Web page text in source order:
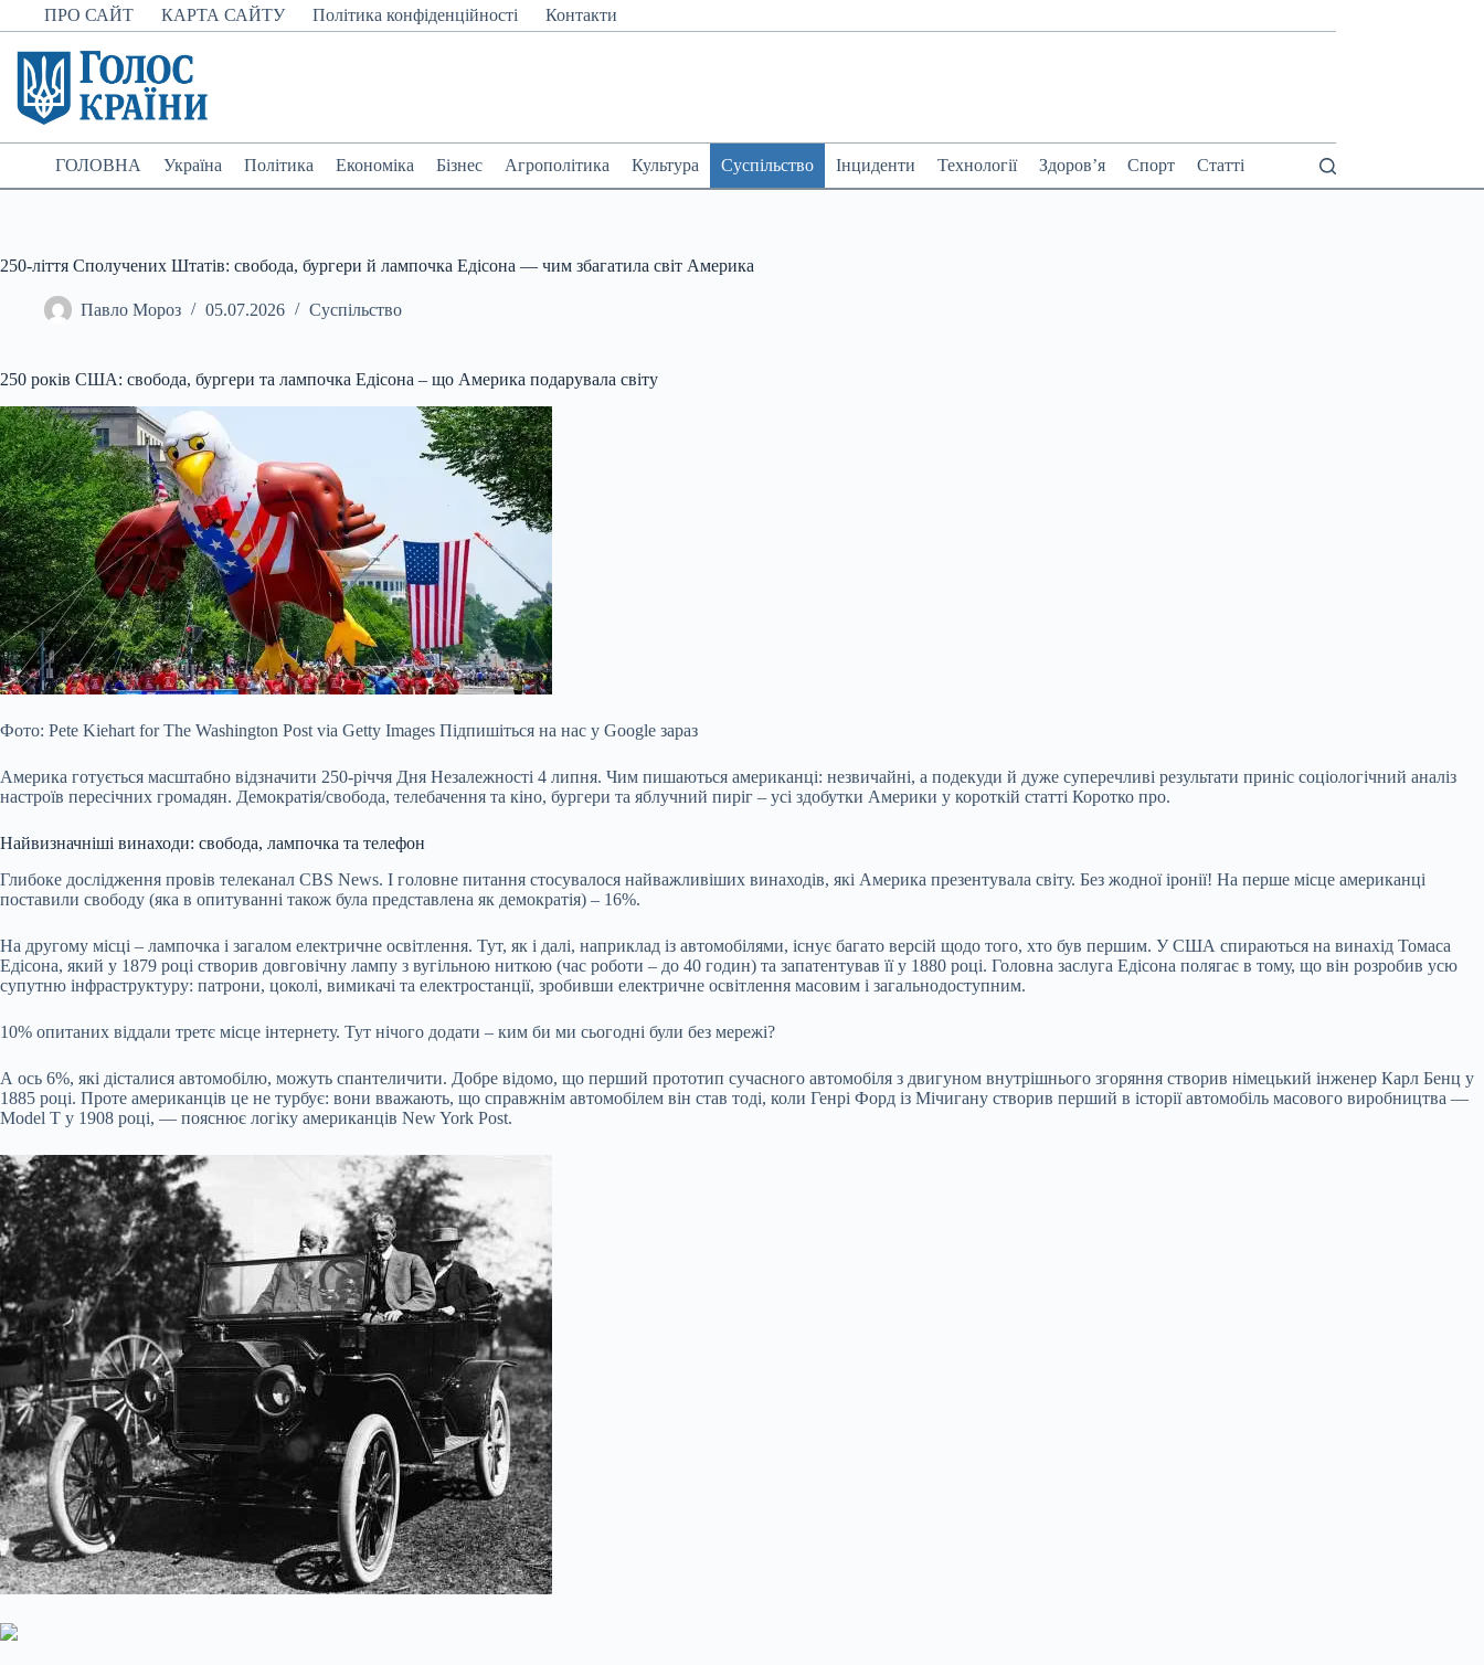
Перейти
до
вмісту
ПРО САЙТ КАРТА САЙТУ Політика конфіденційності Контакти
ГОЛОВНА Україна Політика Економіка Бізнес Агрополітика Культура Суспільство Інциденти Технології Здоров’я Спорт Статті
250-ліття Сполучених Штатів: свобода, бургери й лампочка Едісона — чим збагатила світ Америка
Павло Мороз 05.07.2026 Суспільство
250 років США: свобода, бургери та лампочка Едісона – що Америка подарувала світу
Фото: Pete Kiehart for The Washington Post via Getty Images Підпишіться на нас у Google зараз
Америка готується масштабно відзначити 250-річчя Дня Незалежності 4 липня. Чим пишаються американці: незвичайні, а подекуди й дуже суперечливі результати приніс соціологічний аналіз
настроїв пересічних громадян. Демократія/свобода, телебачення та кіно, бургери та яблучний пиріг – усі здобутки Америки у короткій статті Коротко про.
Найвизначніші винаходи: свобода, лампочка та телефон
Глибоке дослідження провів телеканал CBS News. І головне питання стосувалося найважливіших винаходів, які Америка презентувала світу. Без жодної іронії! На перше місце американці
поставили свободу (яка в опитуванні також була представлена як демократія) – 16%.
На другому місці – лампочка і загалом електричне освітлення. Тут, як і далі, наприклад із автомобілями, існує багато версій щодо того, хто був першим. У США спираються на винахід Томаса
Едісона, який у 1879 році створив довговічну лампу з вугільною ниткою (час роботи – до 40 годин) та запатентував її у 1880 році. Головна заслуга Едісона полягає в тому, що він розробив усю
супутню інфраструктуру: патрони, цоколі, вимикачі та електростанції, зробивши електричне освітлення масовим і загальнодоступним.
10% опитаних віддали третє місце інтернету. Тут нічого додати – ким би ми сьогодні були без мережі?
А ось 6%, які дісталися автомобілю, можуть спантеличити. Добре відомо, що перший прототип сучасного автомобіля з двигуном внутрішнього згоряння створив німецький інженер Карл Бенц у
1885 році. Проте американців це не турбує: вони вважають, що справжнім автомобілем він став тоді, коли Генрі Форд із Мічигану створив перший в історії автомобіль масового виробництва —
Model T у 1908 році, — пояснює логіку американців New York Post.